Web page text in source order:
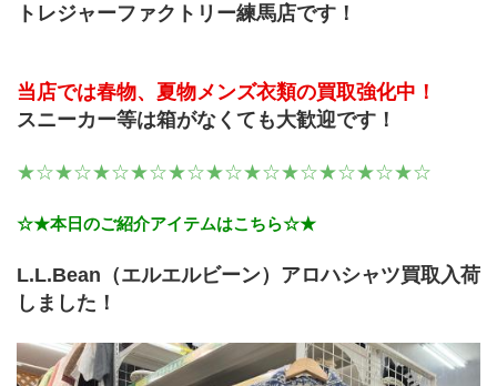
トレジャーファクトリー練馬店です！
当店では春物、夏物メンズ衣類の買取強化中！
スニーカー等は箱がなくても大歓迎です！
★☆★☆★☆★☆★☆★☆★☆★☆★☆★☆★☆
☆★本日のご紹介アイテムはこちら☆★
L.L.Bean（エルエルビーン）アロハシャツ買取入荷
しました！